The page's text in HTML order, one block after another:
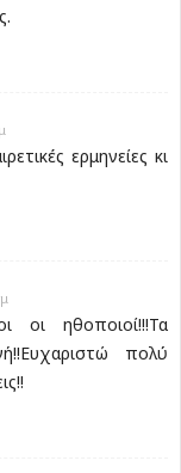
ερμηνείες κι
οι ηθοποιοί!!!Τα
πολύ